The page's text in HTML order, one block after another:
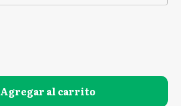
Agregar al carrito